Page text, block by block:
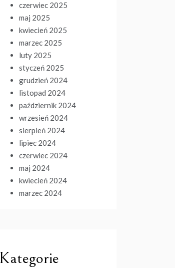
czerwiec 2025
maj 2025
kwiecień 2025
marzec 2025
luty 2025
styczeń 2025
grudzień 2024
listopad 2024
październik 2024
wrzesień 2024
sierpień 2024
lipiec 2024
czerwiec 2024
maj 2024
kwiecień 2024
marzec 2024
Kategorie